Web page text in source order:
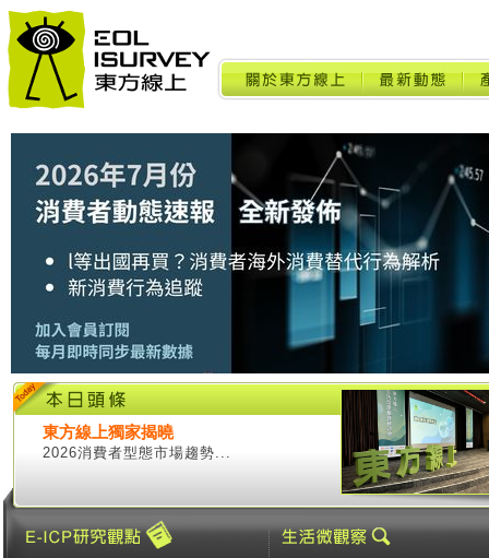
東方線上獨家揭曉
2026消費者型態市場趨勢...